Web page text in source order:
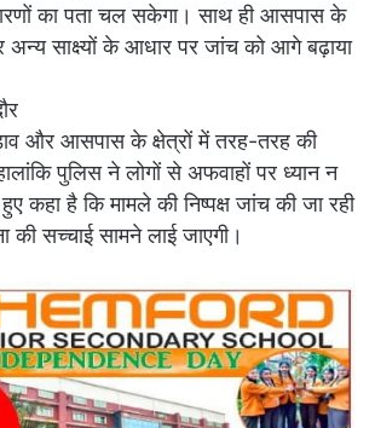
का पता चल सकेगा। साथ ही आसपास के
साक्ष्यों के आधार पर जांच को आगे बढ़ाया
और आसपास के क्षेत्रों में तरह-तरह की
पुलिस ने लोगों से अफवाहों पर ध्यान न
कहा है कि मामले की निष्पक्ष जांच की जा रही
सच्चाई सामने लाई जाएगी।